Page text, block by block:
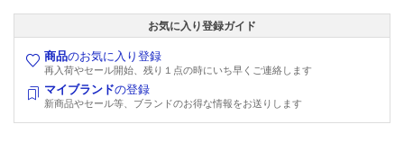
お気に入り登録ガイド
商品のお気に入り登録
再入荷やセール開始、残り１点の時にいち早くご連絡します
マイブランドの登録
新商品やセール等、ブランドのお得な情報をお送りします